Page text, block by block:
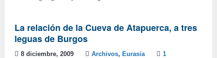
La relación de la Cueva de Atapuerca, a tres
leguas de Burgos
8 diciembre, 2009 Archivos, Eurasia 1